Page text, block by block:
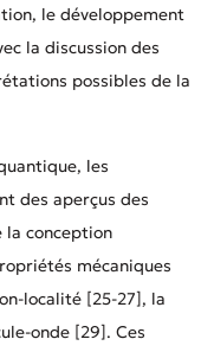
le développement
la discussion des
possibles de la
les
des aperçus des
la conception
mécaniques
localité [25-27], la
onde [29]. Ces